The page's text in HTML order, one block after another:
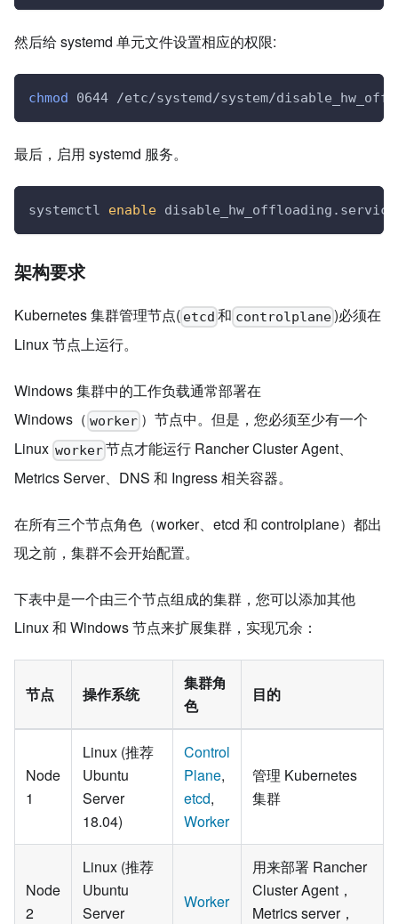
然后给 systemd 单元文件设置相应的权限:
chmod 0644 /etc/systemd/system/
最后，启用 systemd 服务。
systemctl enable disable_hw_offloading.service
架构要求
Kubernetes 集群管理节点( etcd 和 controlplane)必须在
Linux 节点上运行。
Windows 集群中的工作负载通常部署在
Windows（ worker ）节点中。但是，您必须至少有一个
Linux worker节点才能运行 Rancher Cluster Agent、
Metrics Server、DNS 和 Ingress 相关容器。
在所有三个节点角色（worker、etcd 和 controlplane）都出
现之前，集群不会开始配置。
下表中是一个由三个节点组成的集群，您可以添加其他
Linux 和 Windows 节点来扩展集群，实现冗余：
节点 操作系统
集群角
色
目的
Node
1
Linux (推荐
Ubuntu
Server
18.04)
Control
Plane,
etcd,
Worker
管理 Kubernetes
集群
Node
2
Linux (推荐
Ubuntu
Server
Worker
用来部署 Rancher
Cluster Agent，
Metrics server，